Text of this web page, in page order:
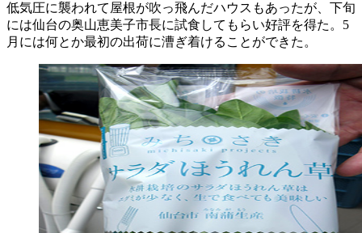
低気圧に襲われて屋根が吹っ飛んだハウスもあったが、下旬
には仙台の奥山恵美子市長に試食してもらい好評を得た。5
月には何とか最初の出荷に漕ぎ着けることができた。